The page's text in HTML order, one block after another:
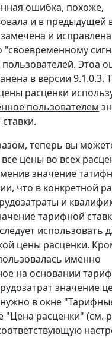
ошибка, похоже,
и в предыдущей
и
"своевременному
пользователей. Этоа
в версии 9.1.0.3.
расценки
пользователем
теперь вы
цены во всех
значение
что в конкретной
и
тарифной
использовать
цены расценки.
именно
на основании
значение
в окне
"Цена расценки" (см.